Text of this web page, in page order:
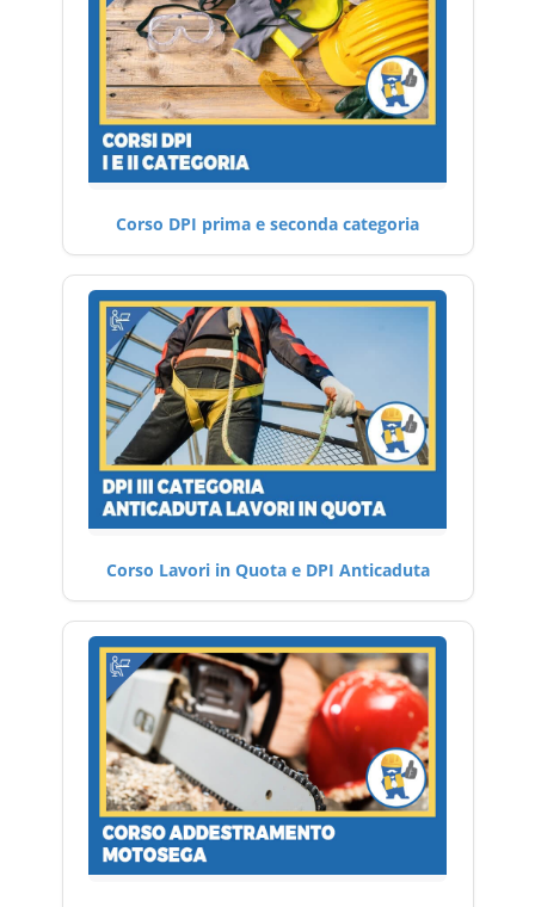
Corso DPI prima e seconda categoria
Corso Lavori in Quota e DPI Anticaduta